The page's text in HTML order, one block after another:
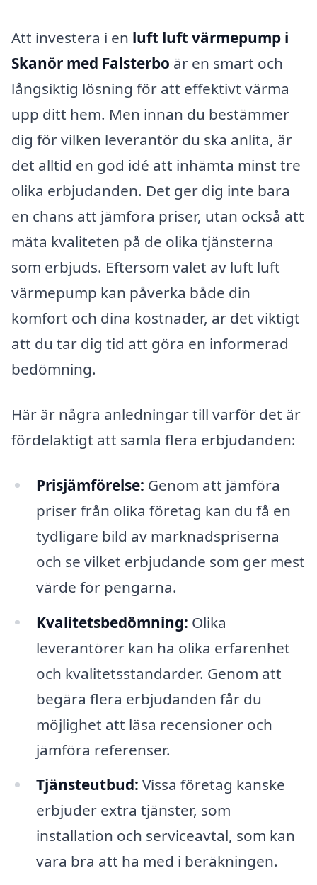
Att investera i en luft luft värmepump i
Skanör med Falsterbo är en smart och
långsiktig lösning för att effektivt värma
upp ditt hem. Men innan du bestämmer
dig för vilken leverantör du ska anlita, är
det alltid en god idé att inhämta minst tre
olika erbjudanden. Det ger dig inte bara
en chans att jämföra priser, utan också att
mäta kvaliteten på de olika tjänsterna
som erbjuds. Eftersom valet av luft luft
värmepump kan påverka både din
komfort och dina kostnader, är det viktigt
att du tar dig tid att göra en informerad
bedömning.
Här är några anledningar till varför det är
fördelaktigt att samla flera erbjudanden:
Prisjämförelse: Genom att jämföra
priser från olika företag kan du få en
tydligare bild av marknadspriserna
och se vilket erbjudande som ger mest
värde för pengarna.
Kvalitetsbedömning: Olika
leverantörer kan ha olika erfarenhet
och kvalitetsstandarder. Genom att
begära flera erbjudanden får du
möjlighet att läsa recensioner och
jämföra referenser.
Tjänsteutbud: Vissa företag kanske
erbjuder extra tjänster, som
installation och serviceavtal, som kan
vara bra att ha med i beräkningen.